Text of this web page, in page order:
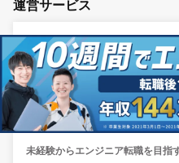
運営サービス
未経験からエンジニア転職を目指